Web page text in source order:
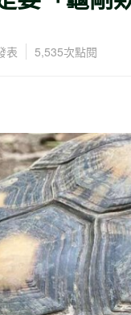
表 5,535次點閱